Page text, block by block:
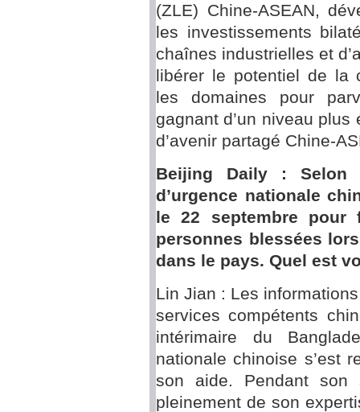
(ZLE) Chine-ASEAN,
les investissements
chaînes industrielles et
libérer le potentiel de la
les domaines pour
gagnant d’un niveau
d’avenir partagé Chine-
Beijing Daily : Selon
d’urgence nationale
le 22 septembre pour
personnes blessées
dans le pays. Quel est
Lin Jian : Les
services compétents
intérimaire du
nationale chinoise s’est
son aide. Pendant son
pleinement de son